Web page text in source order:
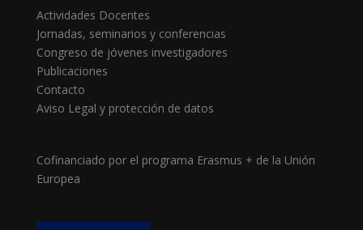
Actividades Docentes
Jornadas, seminarios y conferencias
Congreso de jóvenes investigadores
Publicaciones
Contacto
Aviso Legal y protección de datos
Cofinanciado por el programa Erasmus + de la Unión
Europea